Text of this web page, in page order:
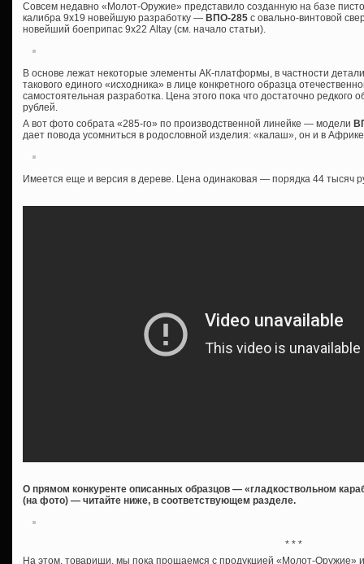
Совсем недавно «Молот-Оружие» представило созданную на базе
калибра 9х19 новейшую разработку — ВПО-285 с овально-винтовой
новейший боеприпас 9х22 Altay (см. начало статьи).
В основе лежат некоторые элементы АК-платформы, в частности
такового единого «исходника» в лице конкретного образца
самостоятельная разработка. Цена этого пока что достаточно редкого
рублей.
А вот фото собрата «285-го» по производственной линейке — модели
дает повода усомниться в родословной изделия: «калаш», он и в
Имеется еще и версия в дереве. Цена одинаковая — порядка 44 тысяч
О прямом конкуренте описанных образцов — «гладкоствольном
(на фото) — читайте ниже, в соответствующем разделе.
* * *
На этом, товарищи, мы пока прощаемся с продукцией «Молот-Оружие»